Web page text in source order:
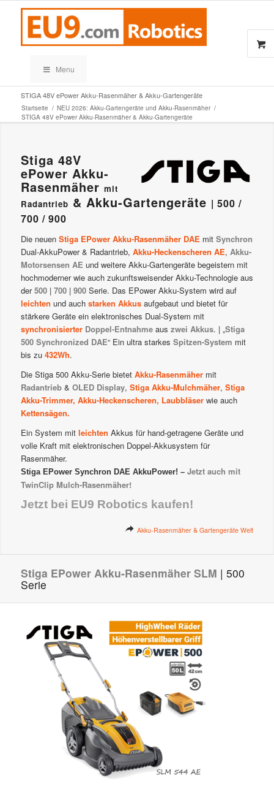
Menu
STIGA 48V ePower Akku-Rasenmäher & Akku-Gartengeräte
Startseite / NEU 2026: Akku-Gartengeräte und Akku-Rasenmäher /
STIGA 48V ePower Akku-Rasenmäher & Akku-Gartengeräte
Stiga 48V
ePower Akku-
Rasenmäher mit
Radantrieb & Akku-Gartengeräte | 500 /
700 / 900
Die neuen Stiga EPower Akku-Rasenmäher DAEmit Synchron
Dual-AkkuPower & Radantrieb, Akku-Heckenscheren AE, Akku-
Motorsensen AE und weitere Akku-Gartengeräte begeistern mit
hochmoderner wie auch zukunftsweisender Akku-Technologie aus
der500| 700| 900Serie. Das EPower Akku-System wird auf
leichten und auchstarken Akkusaufgebaut und bietet für
stärkere Geräte ein elektronisches Dual-System mit
synchronisierter Doppel-Entnahmeaus zwei Akkus. | „Stiga
500 Synchronized DAE“ Ein ultra starkes Spitzen-System mit
bis zu 432Wh.
Die Stiga 500 Akku-Serie bietet Akku-Rasenmäher mit
Radantrieb& OLED Display, Stiga Akku-Mulchmäher, Stiga
Akku-Trimmer, Akku-Heckenscheren, Laubbläser wie auch
Kettensägen.
Ein System mit leichten Akkus für hand-getragene Geräte und
volle Kraft mit elektronischen Doppel-Akkusystem für
Rasenmäher.
Stiga EPower Synchron DAE AkkuPower! – Jetzt auch mit
TwinClip Mulch-Rasenmäher!
Jetzt bei EU9 Robotics kaufen!
Akku-Rasenmäher & Gartengeräte Welt
Stiga EPower Akku-Rasenmäher SLM | 500
Serie